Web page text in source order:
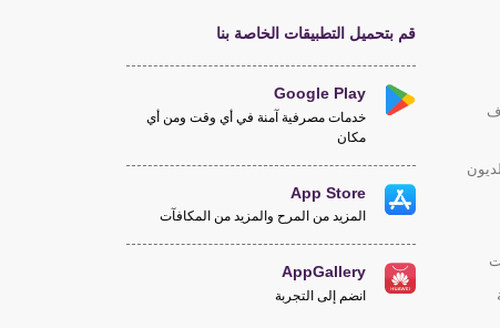
قم بتحميل التطبيقات الخاصة بنا
Google Play
خدمات مصرفية آمنة في أي وقت ومن أي
مكان
App Store
المزيد من المرح والمزيد من المكافآت
AppGallery
انضم إلى التجربة